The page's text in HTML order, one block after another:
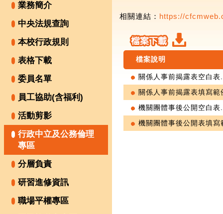
業務簡介
中央法規查詢
本校行政規則
表格下載
委員名單
員工協助(含福利)
活動剪影
行政中立及公務倫理
專區
分層負責
研習進修資訊
職場平權專區
相關連結： https://
檔案說明
關係人事前揭露表空白
關係人事前揭露表填寫
機關團體事後公開空白
機關團體事後公開表填